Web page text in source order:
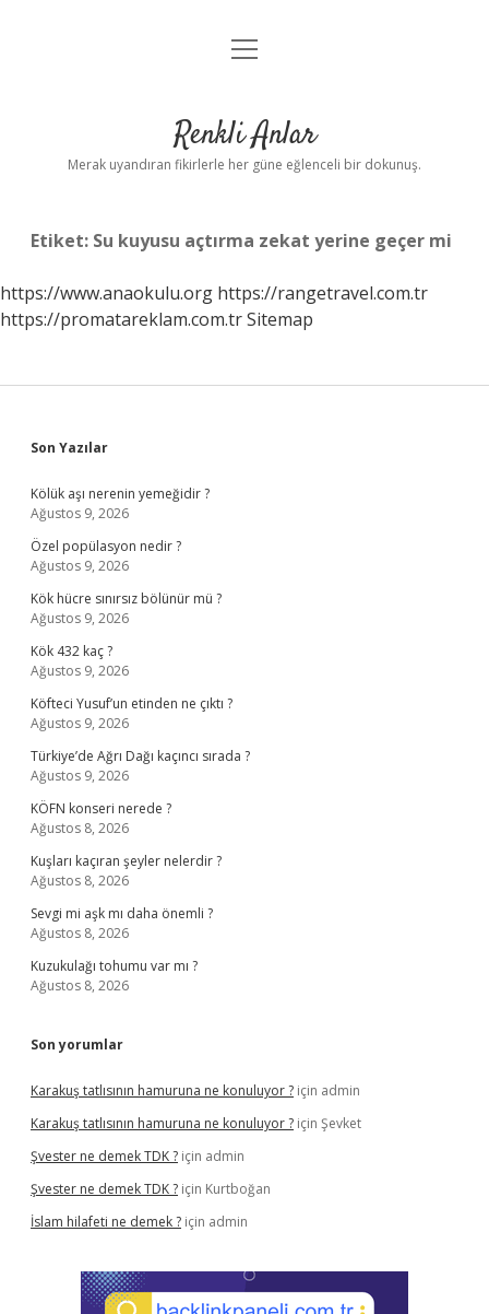
Anasayfa
Yasal Uyarı
menüyü
Renkli Anlar
Merak uyandıran fikirlerle her güne eğlenceli bir dokunuş.
Etiket: Su kuyusu açtırma zekat yerine geçer mi
https://www.anaokulu.org https://rangetravel.com.tr
https://promatareklam.com.trSitemap
Sidebar
Son Yazılar
Kölük aşı nerenin yemeğidir ?
Ağustos 9, 2026
Özel popülasyon nedir ?
Ağustos 9, 2026
Kök hücre sınırsız bölünür mü ?
Ağustos 9, 2026
Kök 432 kaç ?
Ağustos 9, 2026
Köfteci Yusuf’un etinden ne çıktı ?
Ağustos 9, 2026
Türkiye’de Ağrı Dağı kaçıncı sırada ?
Ağustos 9, 2026
KÖFN konseri nerede ?
Ağustos 8, 2026
Kuşları kaçıran şeyler nelerdir ?
Ağustos 8, 2026
Sevgi mi aşk mı daha önemli ?
Ağustos 8, 2026
Kuzukulağı tohumu var mı ?
Ağustos 8, 2026
Son yorumlar
Karakuş tatlısının hamuruna ne konuluyor ? için admin
Karakuş tatlısının hamuruna ne konuluyor ? için Şevket
Şvester ne demek TDK ? için admin
Şvester ne demek TDK ? için Kurtboğan
İslam hilafeti ne demek ? için admin